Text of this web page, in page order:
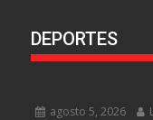
DEPORTES
agosto 5, 2026